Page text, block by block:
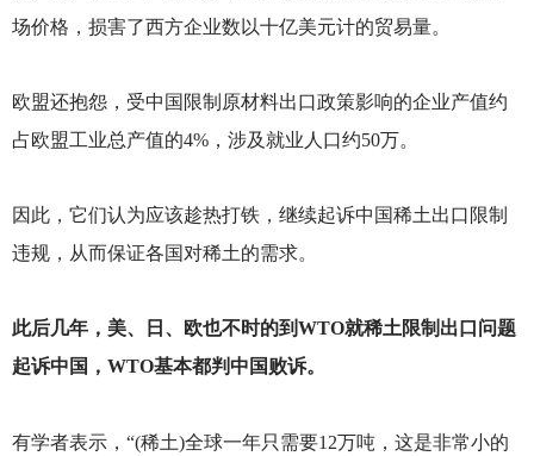
场价格，损害了西方企业数以十亿美元计的贸易量。
欧盟还抱怨，受中国限制原材料出口政策影响的企业产值约
占欧盟工业总产值的4%，涉及就业人口约50万。
因此，它们认为应该趁热打铁，继续起诉中国稀土出口限制
违规，从而保证各国对稀土的需求。
此后几年，美、日、欧也不时的到WTO就稀土限制出口问题
起诉中国，WTO基本都判中国败诉。
有学者表示，“(稀土)全球一年只需要12万吨，这是非常小的